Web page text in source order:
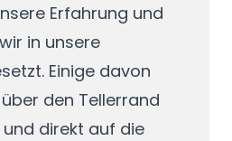
Erfahrung und
in unsere
Einige davon
den Tellerrand
direkt auf die